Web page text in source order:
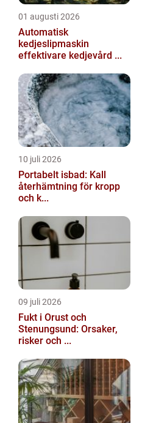
01 augusti 2026
Automatisk
kedjeslipmaskin
effektivare kedjevård ...
10 juli 2026
Portabelt isbad: Kall
återhämtning för kropp
och k...
09 juli 2026
Fukt i Orust och
Stenungsund: Orsaker,
risker och ...